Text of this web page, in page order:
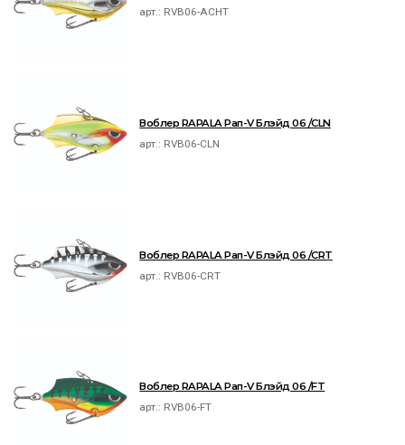
арт.: RVB06-ACHT
Воблер RAPALA Рап-V Блэйд 06 /CLN
арт.: RVB06-CLN
Воблер RAPALA Рап-V Блэйд 06 /CRT
арт.: RVB06-CRT
Воблер RAPALA Рап-V Блэйд 06 /FT
арт.: RVB06-FT